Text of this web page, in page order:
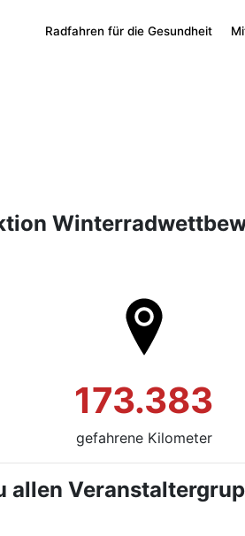
Radfahren für die Gesundheit
173.383
gefahrene Kilometer
allen